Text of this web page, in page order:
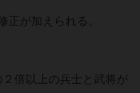
正が加えられる。
倍以上の兵⼠と武将が